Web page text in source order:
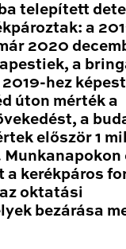
telepített
a
2020
a
hez
úton mérték a
a
először 1
a kerékpáros
oktatási
bezárása